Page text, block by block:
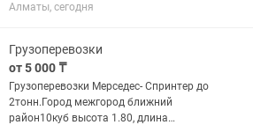
Алматы, сегодня
Грузоперевозки
от 5 000 ₸
Грузоперевозки Мерседес- Спринтер до
2тонн.Город межгород ближний
район10куб высота 1.80, длина